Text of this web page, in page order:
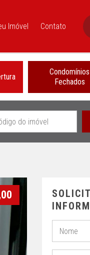
Imóvel Contato
Condomínios
Fechados